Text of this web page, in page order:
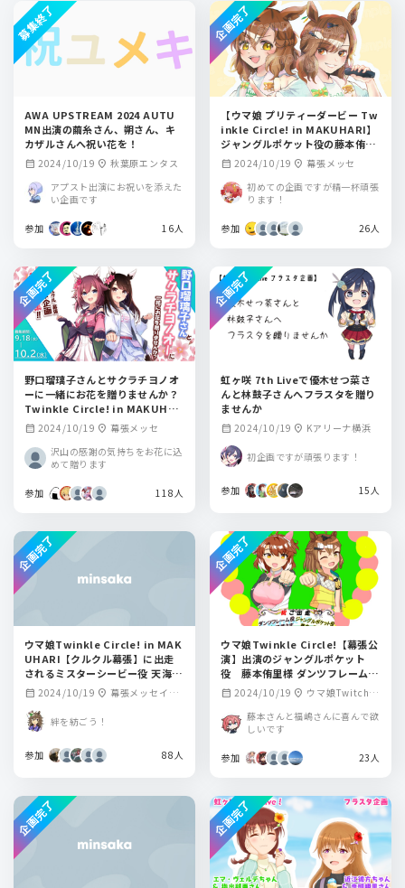
AWA UPSTREAM 2024 AUTU
MN出演の繭糸さん、朔さん、キ
カザルさんへ祝い花を！
calendar_month 2024/10/19 location_on 秋葉原エンタス
アプスト出演にお祝いを添えた
い企画です
参加 16人
募集終了
【ウマ娘 プリティーダービー Tw
inkle Circle! in MAKUHARI】
ジャングルポケット役の藤本侑里
さんへお花を贈りませんか？
calendar_month 2024/10/19 location_on 幕張メッセ
初めての企画ですが精一杯頑張
ります！
参加 26人
企画完了
野口瑠璃子さんとサクラチヨノオ
ーに一緒にお花を贈りませんか？
Twinkle Circle! in MAKUHAR
Icalendar_month 2024/10/19 location_on 幕張メッセ
沢山の感謝の気持ちをお花に込
めて贈ります
参加 118人
企画完了
虹ヶ咲 7th Liveで優木せつ菜さ
んと林鼓子さんへフラスタを贈り
ませんか
calendar_month 2024/10/19 location_on Kアリーナ横浜
初企画ですが頑張ります！
参加 15人
企画完了
ウマ娘Twinkle Circle! in MAK
UHARI【クルクル幕張】に出走
されるミスターシービー役 天海由
梨奈さんへお花を贈りませんか？
calendar_month 2024/10/19 location_on 幕張メッセイベ
絆を紡ごう！
参加 88人
企画完了
ウマ娘Twinkle Circle!【幕張公
演】出演のジャングルポケット
役 藤本侑里様 ダンツフレーム
役 福嶋晴菜様に送るフラワース
タンド企画です
calendar_month 2024/10/19 location_on ウマ娘Twitchci
rcle幕張 幕張メッ
セ
藤本さんと福嶋さんに喜んで欲
しいです
参加 23人
企画完了
企画完了 企画完了